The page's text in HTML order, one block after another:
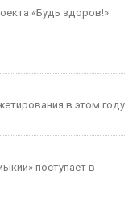
«Будь здоров!»
в этом году
поступает в